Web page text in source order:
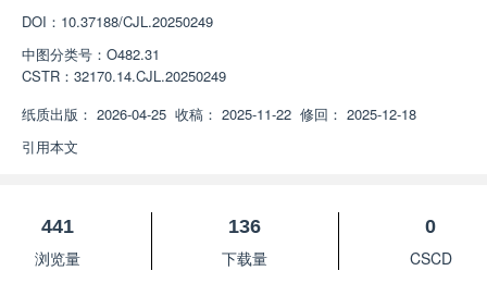
DOI： 10.37188/CJL.20250249
中图分类号： O482.31
CSTR： 32170.14.CJL.20250249
纸质出版： 2026-04-25 收稿： 2025-11-22 修回： 2025-12-18
引用本文
441
浏览量
136
下载量
0
CSCD